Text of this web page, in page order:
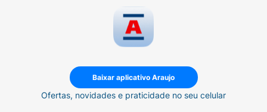
Baixar aplicativo Araujo
Ofertas, novidades e praticidade no seu celular